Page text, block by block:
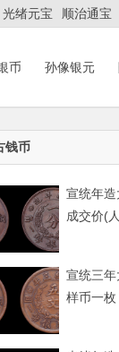
光绪元宝 顺治通宝
币 孙像银元
钱币
宣统年
成交价(
宣统三
样币一枚